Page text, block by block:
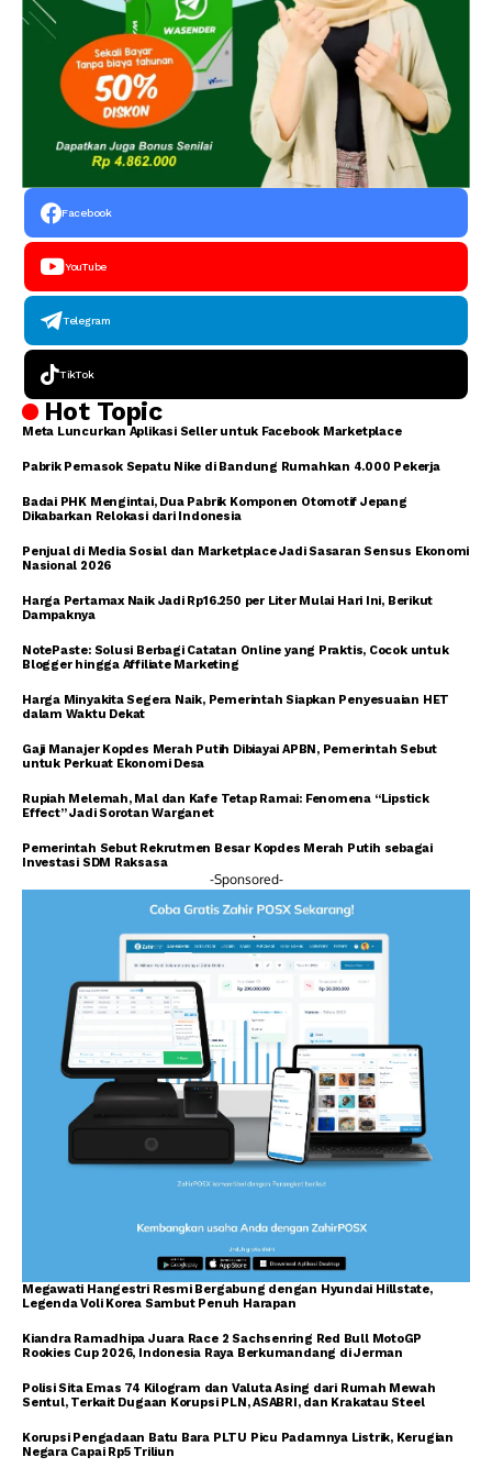
Facebook
YouTube
Telegram
TikTok
Hot Topic
Meta Luncurkan Aplikasi Seller untuk Facebook Marketplace
Pabrik Pemasok Sepatu Nike di Bandung Rumahkan 4.000 Pekerja
Badai PHK Mengintai, Dua Pabrik Komponen Otomotif Jepang
Dikabarkan Relokasi dari Indonesia
Penjual di Media Sosial dan Marketplace Jadi Sasaran Sensus Ekonomi
Nasional 2026
Harga Pertamax Naik Jadi Rp16.250 per Liter Mulai Hari Ini, Berikut
Dampaknya
NotePaste: Solusi Berbagi Catatan Online yang Praktis, Cocok untuk
Blogger hingga Affiliate Marketing
Harga Minyakita Segera Naik, Pemerintah Siapkan Penyesuaian HET
dalam Waktu Dekat
Gaji Manajer Kopdes Merah Putih Dibiayai APBN, Pemerintah Sebut
untuk Perkuat Ekonomi Desa
Rupiah Melemah, Mal dan Kafe Tetap Ramai: Fenomena “Lipstick
Effect” Jadi Sorotan Warganet
Pemerintah Sebut Rekrutmen Besar Kopdes Merah Putih sebagai
Investasi SDM Raksasa
-Sponsored-
Megawati Hangestri Resmi Bergabung dengan Hyundai Hillstate,
Legenda Voli Korea Sambut Penuh Harapan
Kiandra Ramadhipa Juara Race 2 Sachsenring Red Bull MotoGP
Rookies Cup 2026, Indonesia Raya Berkumandang di Jerman
Polisi Sita Emas 74 Kilogram dan Valuta Asing dari Rumah Mewah
Sentul, Terkait Dugaan Korupsi PLN, ASABRI, dan Krakatau Steel
Korupsi Pengadaan Batu Bara PLTU Picu Padamnya Listrik, Kerugian
Negara Capai Rp5 Triliun